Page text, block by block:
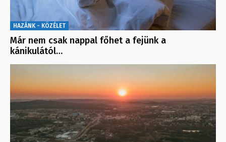
HAZÁNK - KÖZÉLET
Már nem csak nappal főhet a fejünk a
kánikulától…